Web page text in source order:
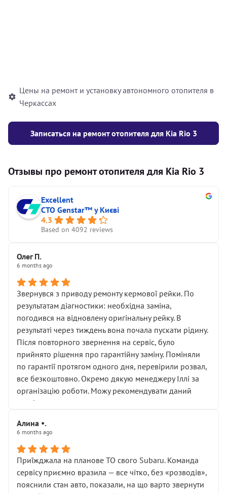
Цены на ремонт и установку автономного отопителя в
Черкассах
Записаться на ремонт отопителя для Kia Rio 3
Отзывы про ремонт отопителя для Kia Rio 3
Excellent
СТО Genstar™ у Києві
4.3
Based on 4092 reviews
Олег П.
6 months ago
Звернувся з приводу ремонту кермової рейки. По
результатам діагностики: необхідна заміна,
погодився на відновлену оригінальну рейку. В
результаті через тиждень вона почала пускати рідину.
Після повторного звернення на сервіс, було
прийнято рішення про гарантійну заміну. Поміняли
по гарантії протягом одного дня, перевірили розвал,
все безкоштовно. Окремо дякую менеджеру Іллі за
організацію роботи. Можу рекомендувати даний
сервіс.
Алина •.
6 months ago
Приїжджала на планове ТО свого Subaru. Команда
сервісу приємно вразила — все чітко, без «розводів»,
пояснили стан авто, показали, на що варто звернути